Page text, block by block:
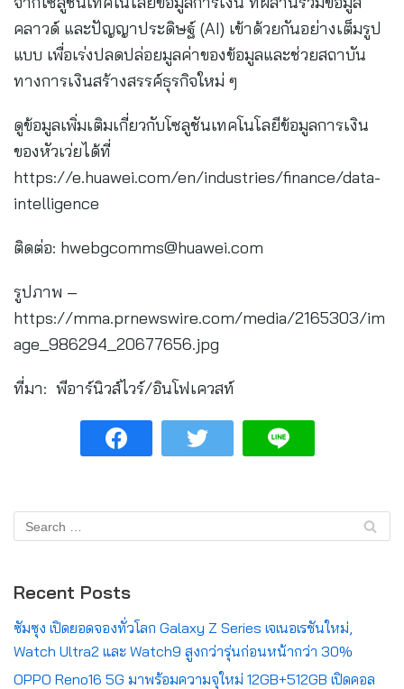
คลาวด์ และปัญญาประดิษฐ์ (AI) เข้าด้วยกันอย่างเต็มรูป
แบบ เพื่อเร่งปลดปล่อยมูลค่าของข้อมูลและช่วยสถาบัน
ทางการเงินสร้างสรรค์ธุรกิจใหม่ ๆ
ดูข้อมูลเพิ่มเติมเกี่ยวกับโซลูชันเทคโนโลยีข้อมูลการเงิน
ของหัวเว่ยได้ที่
https://e.huawei.com/en/industries/finance/data-
intelligence
ติดต่อ: hwebgcomms@huawei.com
รูปภาพ –
https://mma.prnewswire.com/media/2165303/im
age_986294_20677656.jpg
ที่มา: พีอาร์นิวส์ไวร์/อินโฟเควสท์
Recent Posts
ซัมซุง เปิดยอดจองทั่วโลก Galaxy Z Series เจเนอเรชันใหม่,
Watch Ultra2 และ Watch9 สูงกว่ารุ่นก่อนหน้ากว่า 30%
OPPO Reno16 5G มาพร้อมความจุใหม่ 12GB+512GB เปิดคอล